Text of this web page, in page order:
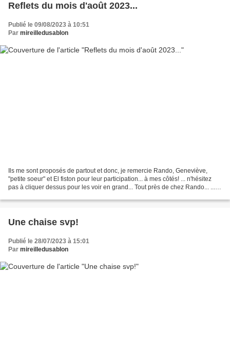
Reflets du mois d'août 2023...
Publié le 09/08/2023 à 10:51
Par mireilledusablon
Ils me sont proposés de partout et donc, je remercie Rando, Geneviève,
"petite soeur" et El fiston pour leur participation... à mes côtés! ... n'hésitez
pas à cliquer dessus pour les voir en grand... Tout près de chez Rando... ...
Une chaise svp!
Publié le 28/07/2023 à 15:01
Par mireilledusablon